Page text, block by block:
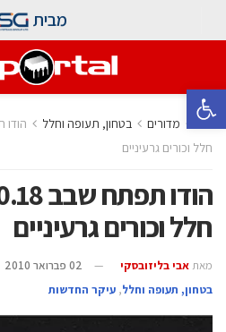
פתח סרגל נגישות
מבית
בית מדורים בטחון, תעופה וחלל
חלל וכורים גרעיניים
חלל וכורים גרעיניים
מאת אבי בליזובסקי
02 פברואר 2010
בטחון, תעופה וחלל, עיקר החדשות